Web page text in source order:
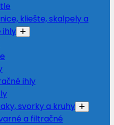
kliešte, skalpely a
ihly
ihly
svorky a kruhy
a filtračné